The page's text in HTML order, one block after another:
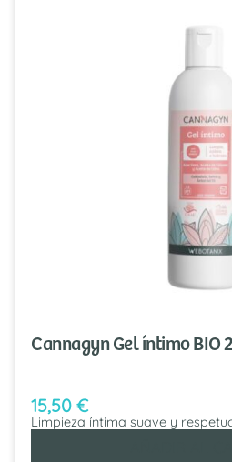
Cannagyn Gel íntimo BIO
15,50 €
Limpieza íntima suave y